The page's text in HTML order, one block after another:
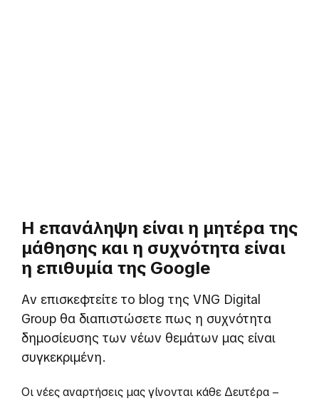
Η επανάληψη είναι η μητέρα της
μάθησης και η συχνότητα είναι
η επιθυμία της Google
Αν επισκεφτείτε το blog της VNG Digital
Group θα διαπιστώσετε πως η συχνότητα
δημοσίευσης των νέων θεμάτων μας είναι
συγκεκριμένη.
Οι νέες αναρτήσεις μας γίνονται κάθε Δευτέρα –